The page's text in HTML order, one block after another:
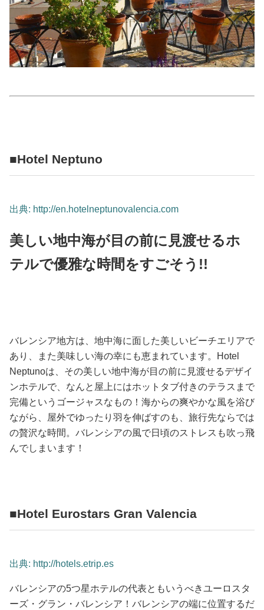
グルメ
トラベル
カルチャー/エンタメ
性と愛
■Hotel Neptuno
出典: http://en.hotelneptunovalencia.com
美しい地中海が目の前に見渡せるホ
テルで優雅な時間をすごそう!!
バレンシア地方は、地中海に面した美しいビーチエリアで
あり、また美味しい海の幸にも恵まれています。Hotel
Neptunoは、その美しい地中海が目の前に見渡せるデザイ
ンホテルで、なんと屋上にはホットタブ付きのテラスまで
完備というゴージャスなもの！海からの爽やかな風を浴び
ながら、屋外でゆったり羽を伸ばすのも、旅行先ならでは
の贅沢な時間。バレンシアの風で日頃のストレスも吹っ飛
んでしまいます！
■Hotel Eurostars Gran Valencia
出典: http://hotels.etrip.es
バレンシアの5つ星ホテルの代表ともいうべきユーロスタ
ーズ・グラン・バレンシア！バレンシアの端に位置するだ